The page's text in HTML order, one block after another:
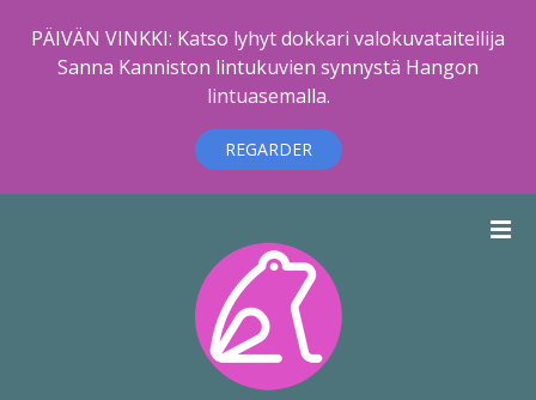
PÄIVÄN VINKKI: Katso lyhyt dokkari valokuvataiteilija
Sanna Kanniston lintukuvien synnystä Hangon
lintuasemalla.
REGARDER